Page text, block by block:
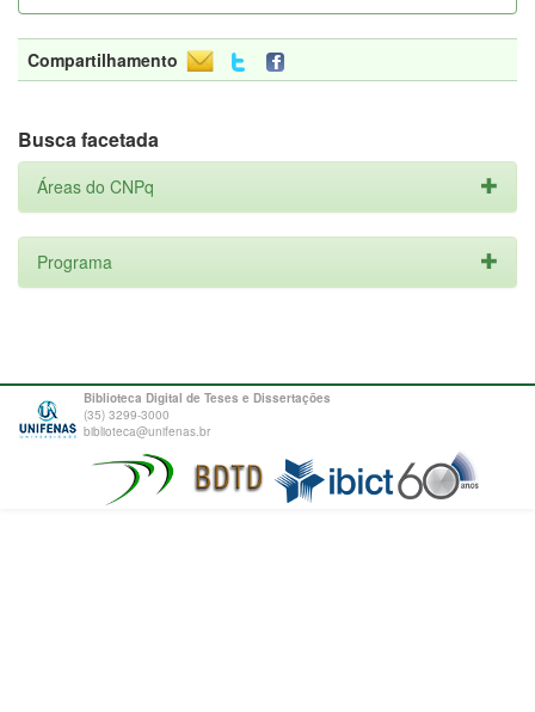
Compartilhamento
Busca facetada
Áreas do CNPq
Programa
Biblioteca Digital de Teses e Dissertações
(35) 3299-3000
biblioteca@unifenas.br